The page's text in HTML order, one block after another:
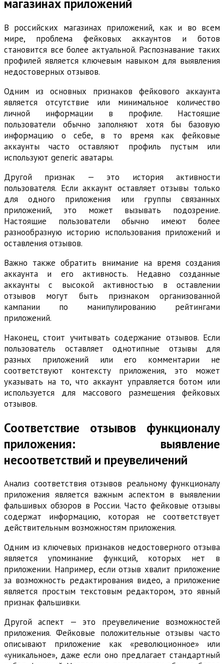
магазинах приложений
В российских магазинах приложений, как и во всем
мире, проблема фейковых аккаунтов и ботов
становится все более актуальной. Распознавание таких
профилей является ключевым навыком для выявления
недостоверных отзывов.
Одним из основных признаков фейкового аккаунта
является отсутствие или минимальное количество
личной информации в профиле. Настоящие
пользователи обычно заполняют хотя бы базовую
информацию о себе, в то время как фейковые
аккаунты часто оставляют профиль пустым или
используют generic аватары.
Другой признак — это история активности
пользователя. Если аккаунт оставляет отзывы только
для одного приложения или группы связанных
приложений, это может вызывать подозрение.
Настоящие пользователи обычно имеют более
разнообразную историю использования приложений и
оставления отзывов.
Важно также обратить внимание на время создания
аккаунта и его активность. Недавно созданные
аккаунты с высокой активностью в оставлении
отзывов могут быть признаком организованной
кампании по манипулированию рейтингами
приложений.
Наконец, стоит учитывать содержание отзывов. Если
пользователь оставляет однотипные отзывы для
разных приложений или его комментарии не
соответствуют контексту приложения, это может
указывать на то, что аккаунт управляется ботом или
используется для массового размещения фейковых
отзывов.
Соответствие отзывов функционалу
приложения: выявление
несоответствий и преувеличений
Анализ соответствия отзывов реальному функционалу
приложения является важным аспектом в выявлении
фальшивых обзоров в России. Часто фейковые отзывы
содержат информацию, которая не соответствует
действительным возможностям приложения.
Одним из ключевых признаков недостоверного отзыва
является упоминание функций, которых нет в
приложении. Например, если отзыв хвалит приложение
за возможность редактирования видео, а приложение
является простым текстовым редактором, это явный
признак фальшивки.
Другой аспект — это преувеличение возможностей
приложения. Фейковые положительные отзывы часто
описывают приложение как «революционное» или
«уникальное», даже если оно предлагает стандартный